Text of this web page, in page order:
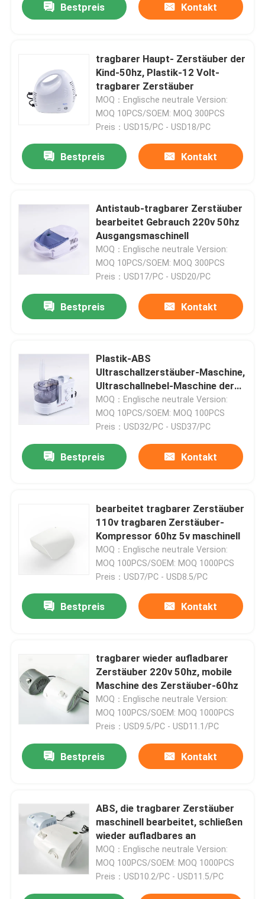
Haus
Produkte
Fabrik-Ausflug
Treten Sie mit uns in Verbindung
Nachrichten
Fordern Sie ein Zitat
Hauptsauerstoff-Verdichter
Medizinischer Sauerstoff-Verdichter
Bestpreis Kontakt
tragbarer Haupt- Zerstäuber der
Kind-50hz, Plastik-12 Volt-
tragbarer Zerstäuber
MOQ：Englische neutrale Version:
MOQ 10PCS/SOEM: MOQ 300PCS
Preis：USD15/PC - USD18/PC
Bestpreis Kontakt
Antistaub-tragbarer Zerstäuber
bearbeitet Gebrauch 220v 50hz
Ausgangsmaschinell
MOQ：Englische neutrale Version:
MOQ 10PCS/SOEM: MOQ 300PCS
Preis：USD17/PC - USD20/PC
Bestpreis Kontakt
Plastik-ABS
Ultraschallzerstäuber-Maschine,
Ultraschallnebel-Maschine der
atomisierungs-220v
MOQ：Englische neutrale Version:
MOQ 10PCS/SOEM: MOQ 100PCS
Preis：USD32/PC - USD37/PC
Bestpreis Kontakt
bearbeitet tragbarer Zerstäuber
110v tragbaren Zerstäuber-
Kompressor 60hz 5v maschinell
MOQ：Englische neutrale Version:
MOQ 100PCS/SOEM: MOQ 1000PCS
Preis：USD7/PC - USD8.5/PC
Bestpreis Kontakt
tragbarer wieder aufladbarer
Zerstäuber 220v 50hz, mobile
Maschine des Zerstäuber-60hz
MOQ：Englische neutrale Version:
MOQ 100PCS/SOEM: MOQ 1000PCS
Preis：USD9.5/PC - USD11.1/PC
Bestpreis Kontakt
ABS, die tragbarer Zerstäuber
maschinell bearbeitet, schließen
wieder aufladbares an
MOQ：Englische neutrale Version:
MOQ 100PCS/SOEM: MOQ 1000PCS
Preis：USD10.2/PC - USD11.5/PC